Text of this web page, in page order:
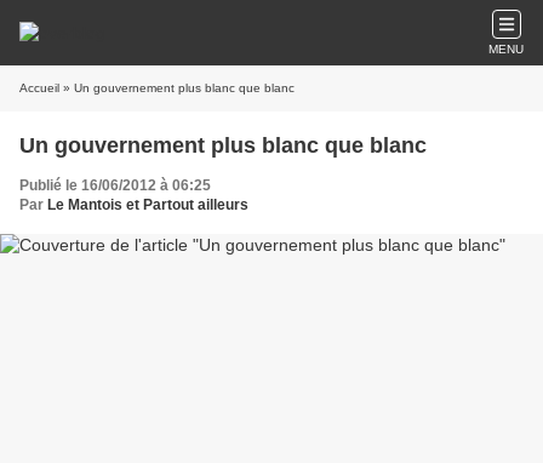
MENU
Accueil » Un gouvernement plus blanc que blanc
Un gouvernement plus blanc que blanc
Publié le 16/06/2012 à 06:25
Par Le Mantois et Partout ailleurs